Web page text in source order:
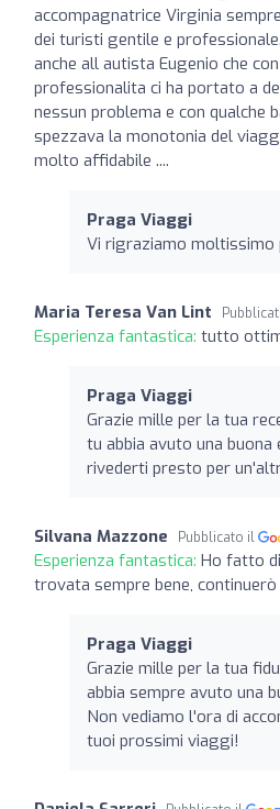
accompagnatrice Virginia
dei turisti gentile e
anche all autista Eugenio che
professionalita ci ha portato a
nessun problema e con qualche
spezzava la monotonia del
molto affidabile ....
Praga Viaggi
Vi rigraziamo moltissimo
Maria Teresa Van Lint
Esperienza fantastica: tutto
Praga Viaggi
Grazie mille per la tua
tu abbia avuto una buona
rivederti presto per
Silvana Mazzone Pubblicato il
Esperienza fantastica: Ho fatto
trovata sempre bene, continuerò
Praga Viaggi
Grazie mille per la tua
abbia sempre avuto una
Non vediamo l'ora di
tuoi prossimi viaggi!